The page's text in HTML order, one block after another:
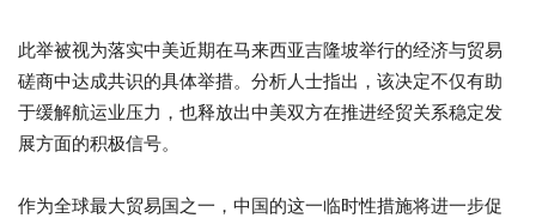
此举被视为落实中美近期在马来西亚吉隆坡举行的经济与贸易
磋商中达成共识的具体举措。分析人士指出，该决定不仅有助
于缓解航运业压力，也释放出中美双方在推进经贸关系稳定发
展方面的积极信号。
作为全球最大贸易国之一，中国的这一临时性措施将进一步促